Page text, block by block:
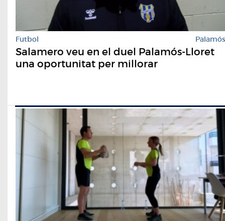
Futbol Palamós
Salamero veu en el duel Palamós-Lloret
una oportunitat per millorar